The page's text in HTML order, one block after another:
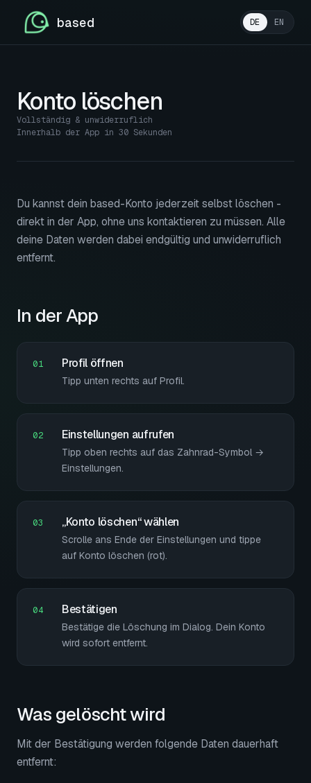
based DE EN
Konto löschen
Vollständig & unwiderruflich
Innerhalb der App in 30 Sekunden
Du kannst dein based-Konto jederzeit selbst löschen -
direkt in der App, ohne uns kontaktieren zu müssen. Alle
deine Daten werden dabei endgültig und unwiderruflich
entfernt.
In der App
Profil öffnen
Tipp unten rechts auf Profil.
Einstellungen aufrufen
Tipp oben rechts auf das Zahnrad-Symbol →
Einstellungen.
„Konto löschen“ wählen
Scrolle ans Ende der Einstellungen und tippe
auf Konto löschen (rot).
Bestätigen
Bestätige die Löschung im Dialog. Dein Konto
wird sofort entfernt.
Was gelöscht wird
Mit der Bestätigung werden folgende Daten dauerhaft
entfernt: